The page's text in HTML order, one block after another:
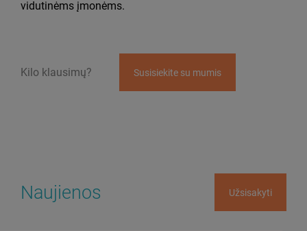
vidutinėms įmonėms.
Kilo klausimų? Susisiekite su mumis
Naujienos Užsisakyti